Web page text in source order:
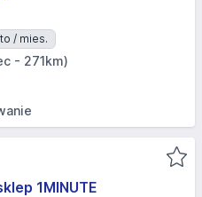
/ mies.
- 271km)
1MINUTE